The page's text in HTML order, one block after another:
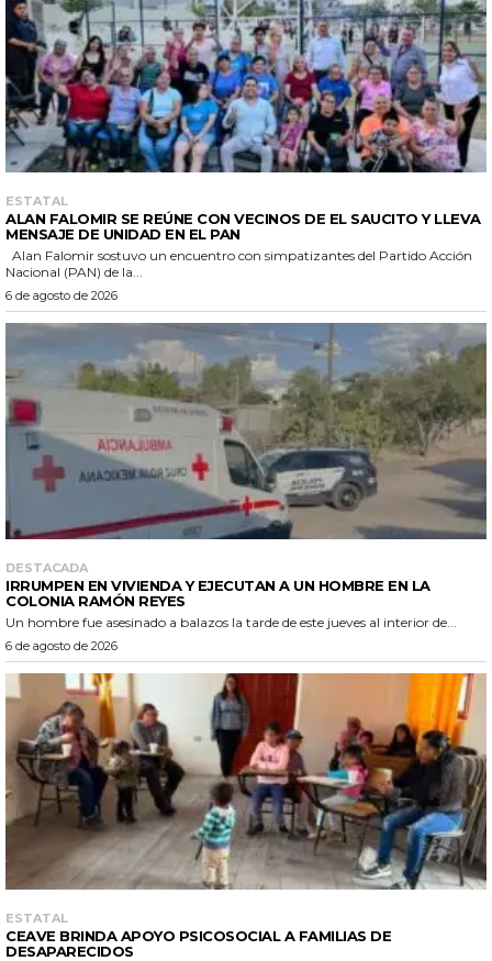
ESTATAL
ALAN FALOMIR SE REÚNE CON VECINOS DE EL SAUCITO Y LLEVA
MENSAJE DE UNIDAD EN EL PAN
Nacional (PAN) de la...
6 de agosto de 2026
DESTACADA
IRRUMPEN EN VIVIENDA Y EJECUTAN A UN HOMBRE EN LA
COLONIA RAMÓN REYES
Un hombre fue asesinado a balazos la tarde de este jueves al interior de...
6 de agosto de 2026
ESTATAL
CEAVE BRINDA APOYO PSICOSOCIAL A FAMILIAS DE
DESAPARECIDOS